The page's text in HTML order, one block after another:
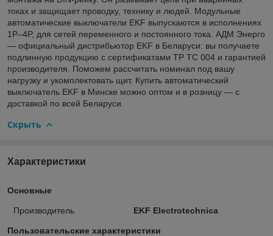
токах и защищает проводку, технику и людей. Модульные
автоматические выключатели EKF выпускаются в исполнениях
1P–4P, для сетей переменного и постоянного тока. АДМ Энерго
— официальный дистрибьютор EKF в Беларуси: вы получаете
подлинную продукцию с сертификатами ТР ТС 004 и гарантией
производителя. Поможем рассчитать номинал под вашу
нагрузку и укомплектовать щит. Купить автоматический
выключатель EKF в Минске можно оптом и в розницу — с
доставкой по всей Беларуси.
Скрыть
Характеристики
Основные
Производитель EKF Electrotechnica
Пользовательские характеристики